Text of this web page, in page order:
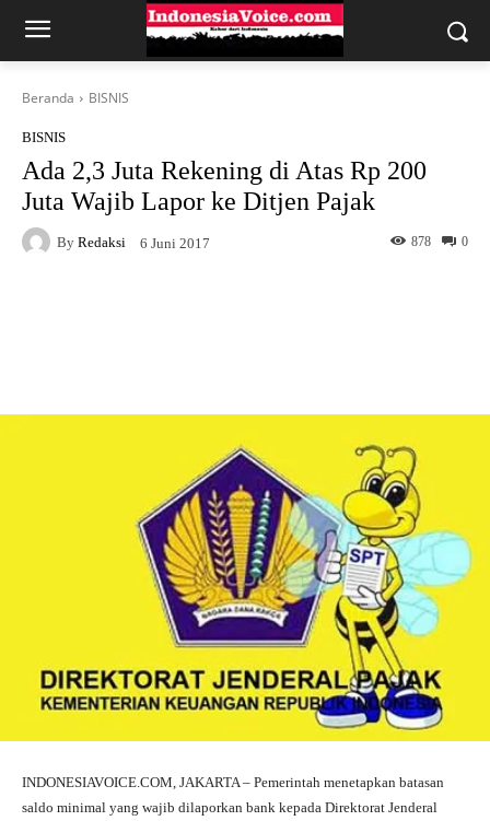
Beranda BISNIS
BISNIS
Ada 2,3 Juta Rekening di Atas Rp 200
Juta Wajib Lapor ke Ditjen Pajak
By Redaksi 6 Juni 2017 0
878
INDONESIAVOICE.COM, JAKARTA – Pemerintah menetapkan batasan
saldo minimal yang wajib dilaporkan bank kepada Direktorat Jenderal